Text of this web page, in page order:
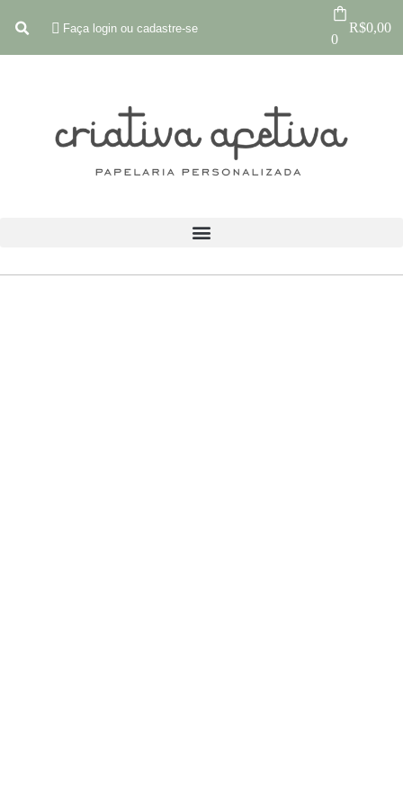
Faça login ou cadastre-se
0
R$0,00